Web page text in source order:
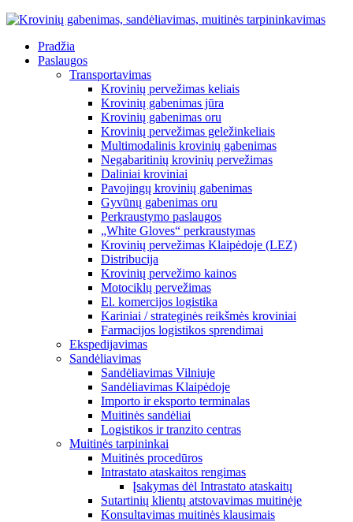
Pradžia
Paslaugos
Transportavimas
Krovinių pervežimas keliais
Krovinių gabenimas jūra
Krovinių gabenimas oru
Krovinių pervežimas geležinkeliais
Multimodalinis krovinių gabenimas
Negabaritinių krovinių pervežimas
Daliniai kroviniai
Pavojingų krovinių gabenimas
Gyvūnų gabenimas oru
Perkraustymo paslaugos
„White Gloves“ perkraustymas
Krovinių pervežimas Klaipėdoje (LEZ)
Distribucija
Krovinių pervežimo kainos
Motociklų pervežimas
El. komercijos logistika
Kariniai / strateginės reikšmės kroviniai
Farmacijos logistikos sprendimai
Ekspedijavimas
Sandėliavimas
Sandėliavimas Vilniuje
Sandėliavimas Klaipėdoje
Importo ir eksporto terminalas
Muitinės sandėliai
Logistikos ir tranzito centras
Muitinės tarpininkai
Muitinės procedūros
Intrastato ataskaitos rengimas
Įsakymas dėl Intrastato ataskaitų
Sutartinių klientų atstovavimas muitinėje
Konsultavimas muitinės klausimais